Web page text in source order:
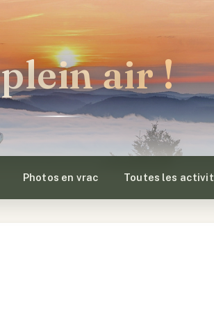
air !
Photos en vrac Toutes les